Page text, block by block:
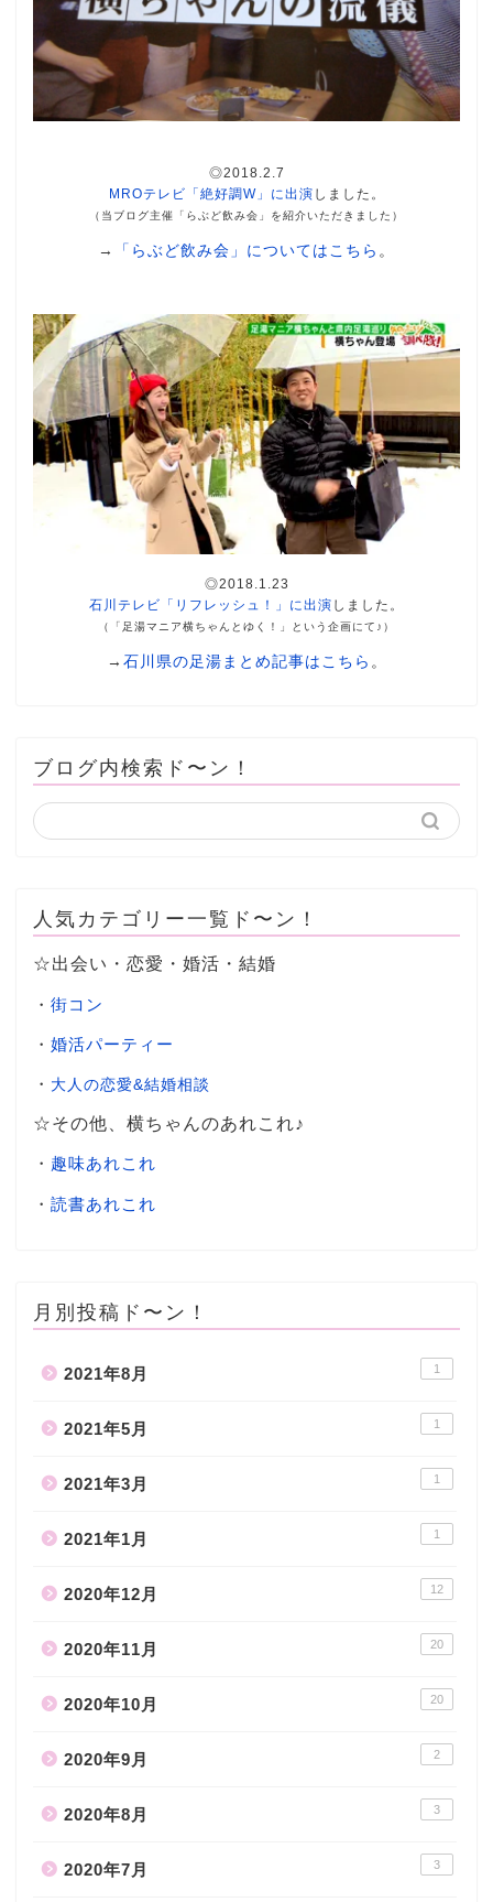
◎2018.2.7
MROテレビ「絶好調W」に出演 しました。
（当ブログ主催「らぶど飲み会」を紹介いただきました）
→ 「らぶど飲み会」についてはこちら 。
◎2018.1.23
石川テレビ「リフレッシュ！」に出演 しました。
（「足湯マニア横ちゃんとゆく！」という企画にて♪）
→ 石川県の足湯まとめ記事はこちら 。
ブログ内検索ド〜ン！
人気カテゴリー一覧ド〜ン！
☆出会い・恋愛・婚活・結婚
・ 街コン
・ 婚活パーティー
・ 大人の恋愛&結婚相談
☆その他、横ちゃんのあれこれ♪
・ 趣味あれこれ
・ 読書あれこれ
月別投稿ド〜ン！
2021年8月 1
2021年5月 1
2021年3月 1
2021年1月 1
2020年12月 12
2020年11月 20
2020年10月 20
2020年9月 2
2020年8月 3
2020年7月 3